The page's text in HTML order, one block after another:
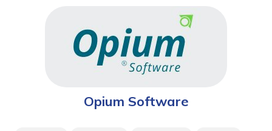
Opium Software